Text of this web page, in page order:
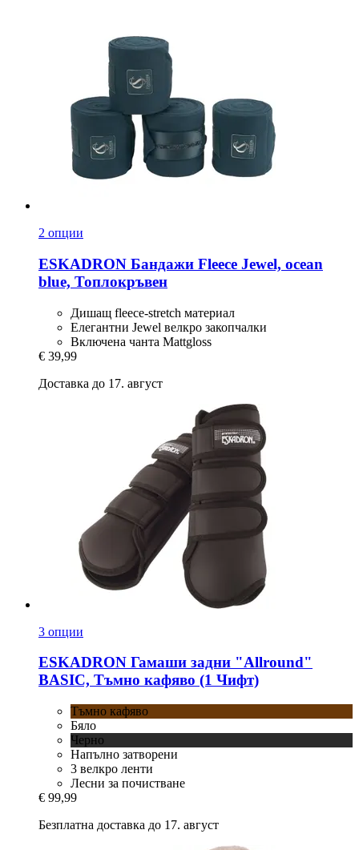
2 опции
ESKADRON Бандажи Fleece Jewel, ocean
blue, Топлокръвен
Дишащ fleece-stretch материал
Елегантни Jewel велкро закопчалки
Включена чанта Mattgloss
€ 39,99
Доставка до 17. август
3 опции
ESKADRON Гамаши задни "Allround"
BASIC, Тъмно кафяво (1 Чифт)
Тъмно кафяво
Бяло
Черно
Напълно затворени
3 велкро ленти
Лесни за почистване
€ 99,99
Безплатна доставка до 17. август